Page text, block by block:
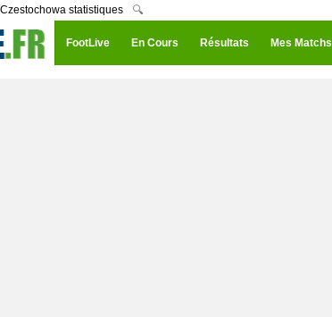
statistiques 🔍
FootLive En Cours Résultats Mes Matchs